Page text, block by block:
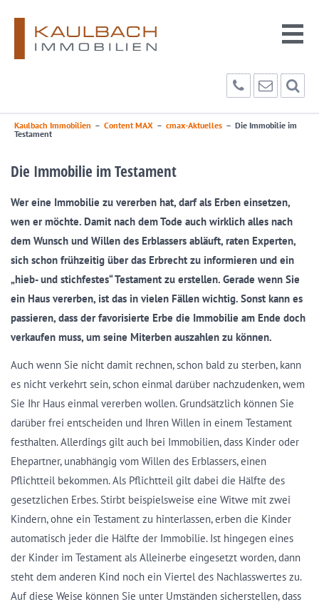
Kaulbach Immobilien – Content MAX – cmax-Aktuelles – Die Immobilie im
Testament
Die Immobilie im Testament
Wer eine Immobilie zu vererben hat, darf als Erben einsetzen,
wen er möchte. Damit nach dem Tode auch wirklich alles nach
dem Wunsch und Willen des Erblassers abläuft, raten Experten,
sich schon frühzeitig über das Erbrecht zu informieren und ein
„hieb- und stichfestes“ Testament zu erstellen. Gerade wenn Sie
ein Haus vererben, ist das in vielen Fällen wichtig. Sonst kann es
passieren, dass der favorisierte Erbe die Immobilie am Ende doch
verkaufen muss, um seine Miterben auszahlen zu können.
Auch wenn Sie nicht damit rechnen, schon bald zu sterben, kann
es nicht verkehrt sein, schon einmal darüber nachzudenken, wem
Sie Ihr Haus einmal vererben wollen. Grundsätzlich können Sie
darüber frei entscheiden und Ihren Willen in einem Testament
festhalten. Allerdings gilt auch bei Immobilien, dass Kinder oder
Ehepartner, unabhängig vom Willen des Erblassers, einen
Pflichtteil bekommen. Als Pflichtteil gilt dabei die Hälfte des
gesetzlichen Erbes. Stirbt beispielsweise eine Witwe mit zwei
Kindern, ohne ein Testament zu hinterlassen, erben die Kinder
automatisch jeder die Hälfte der Immobilie. Ist hingegen eines
der Kinder im Testament als Alleinerbe eingesetzt worden, dann
steht dem anderen Kind noch ein Viertel des Nachlasswertes zu.
Auf diese Weise können Sie unter Umständen sicherstellen, dass